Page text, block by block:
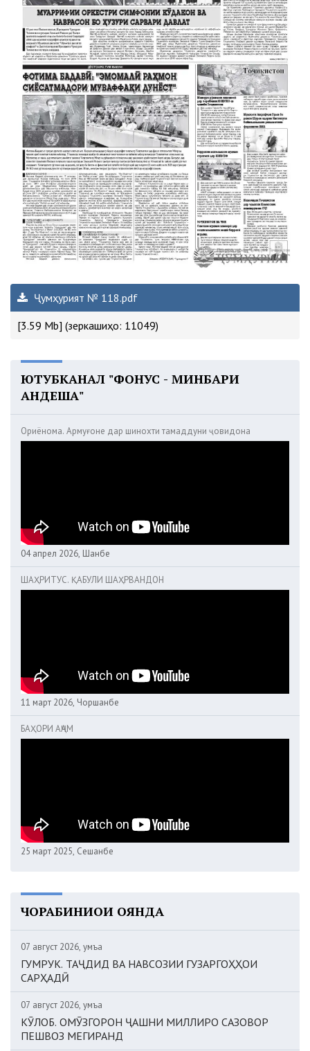
Ҷумҳурият № 118.pdf
[3.59 Mb] (зеркашиҳо: 11049)
ЮТУБКАНАЛ "ФОНУС - МИНБАРИ
АНДЕША"
Ориёнома. Армуғоне дар шинохти тамаддуни ҷовидона
04 апрел 2026, Шанбе
ШАҲРИТУС. ҚАБУЛИ ШАҲРВАНДОН
11 март 2026, Чоршанбе
БАҲОРИ АҶАМ
25 март 2025, Сешанбе
ЧОРАБИНИҲОИ ОЯНДА
07 август 2026, Ҷумъа
ГУМРУК. ТАҶДИД ВА НАВСОЗИИ ГУЗАРГОҲҲОИ
САРҲАДӢ
07 август 2026, Ҷумъа
КӮЛОБ. ОМӮЗГОРОН ҶАШНИ МИЛЛИРО САЗОВОР
ПЕШВОЗ МЕГИРАНД